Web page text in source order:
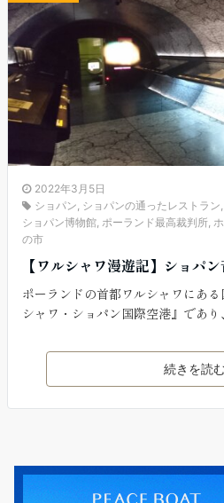
2022年3月5日
ショパン, ショパンの通ったレストラン,
ショパン博物館, ポーランド最高裁判所,
の市
【ワルシャワ漫遊記】ショパ
ポーランドの首都ワルシャワにあ
シャワ・ショパン国際空港』であ
続きを読